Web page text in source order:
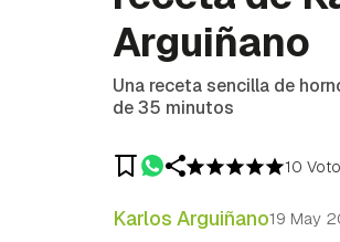
Arguiñano
Una receta sencilla de
de 35 minutos
10
Karlos Arguiñano19 May